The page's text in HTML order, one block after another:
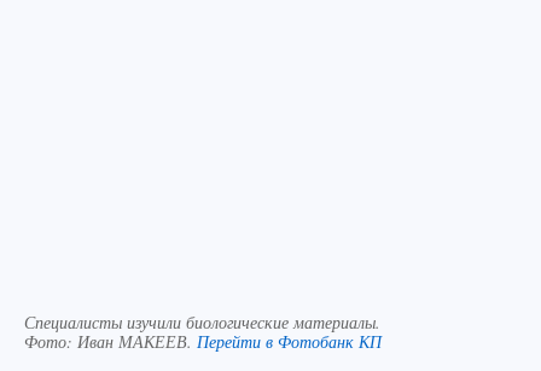
Специалисты изучили биологические материалы.
Фото: Иван МАКЕЕВ. Перейти в Фотобанк КП